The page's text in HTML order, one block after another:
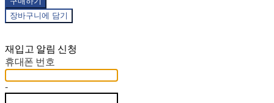
장바구니에 담기
재입고 알림 신청
휴대폰 번호
-